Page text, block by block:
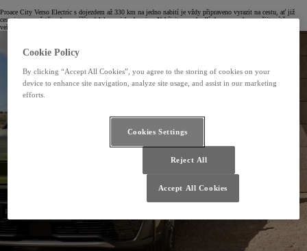
Proace City Verso Electric s dojezdem až 330 km na jedno nabití je vždy připraveno vyrazit na cestu, ať již
cestujete po městě, nebo vyrážíte daleko za jeho hranice. Nabíjejte v pohodlí domova nebo využijte sítě
veřejných nabíjecích stanic.
Cookie Policy
By clicking “Accept All Cookies”, you agree to the storing of cookies on your
device to enhance site navigation, analyze site usage, and assist in our marketing
efforts.
Cookies Settings
Reject All
Accept All Cookies